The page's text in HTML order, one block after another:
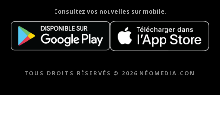
Consultez vos nouvelles sur mobile.
TOUS DROITS RÉSERVÉS © 2026 NÉOMEDIA.COM